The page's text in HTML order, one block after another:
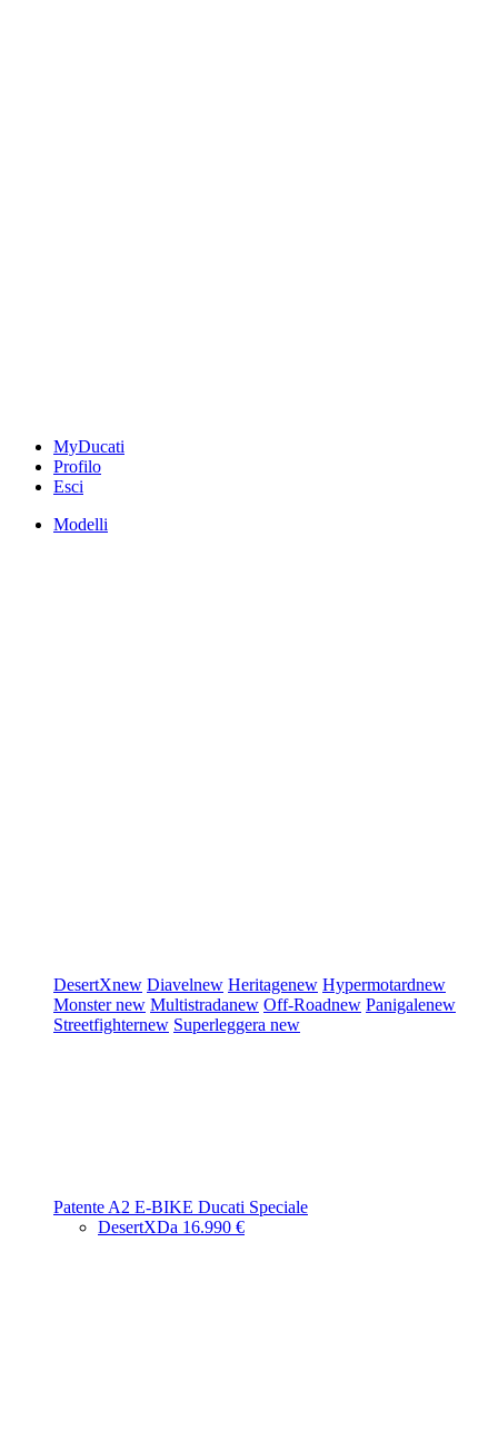
MyDucati
Profilo
Esci
Modelli
DesertXnew Diavelnew Heritagenew Hypermotardnew
Monsternew Multistradanew Off-Roadnew Panigalenew
Streetfighternew Superleggera new
Patente A2 E-BIKE Ducati Speciale
DesertXDa 16.990 €